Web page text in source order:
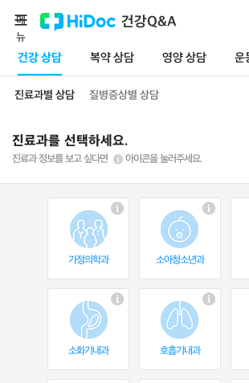
건강Q&A
건강 상담 복약 상담 영양 상담 운
메
뉴
진료과별 상담 질병증상별 상담
진료과를 선택하세요.
진료과 정보를 보고 싶다면 아이콘을 눌러주세요.
가정의학과 소아청소년과
소화기내과 호흡기내과